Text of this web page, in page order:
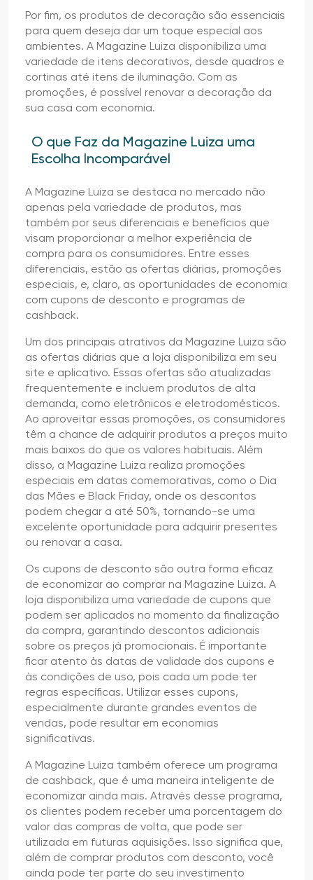
Por fim, os produtos de decoração são essenciais
para quem deseja dar um toque especial aos
ambientes. A Magazine Luiza disponibiliza uma
variedade de itens decorativos, desde quadros e
cortinas até itens de iluminação. Com as
promoções, é possível renovar a decoração da
sua casa com economia.
O que Faz da Magazine Luiza uma
Escolha Incomparável
A Magazine Luiza se destaca no mercado não
apenas pela variedade de produtos, mas
também por seus diferenciais e benefícios que
visam proporcionar a melhor experiência de
compra para os consumidores. Entre esses
diferenciais, estão as ofertas diárias, promoções
especiais, e, claro, as oportunidades de economia
com cupons de desconto e programas de
cashback.
Um dos principais atrativos da Magazine Luiza são
as ofertas diárias que a loja disponibiliza em seu
site e aplicativo. Essas ofertas são atualizadas
frequentemente e incluem produtos de alta
demanda, como eletrônicos e eletrodomésticos.
Ao aproveitar essas promoções, os consumidores
têm a chance de adquirir produtos a preços muito
mais baixos do que os valores habituais. Além
disso, a Magazine Luiza realiza promoções
especiais em datas comemorativas, como o Dia
das Mães e Black Friday, onde os descontos
podem chegar a até 50%, tornando-se uma
excelente oportunidade para adquirir presentes
ou renovar a casa.
Os cupons de desconto são outra forma eficaz
de economizar ao comprar na Magazine Luiza. A
loja disponibiliza uma variedade de cupons que
podem ser aplicados no momento da finalização
da compra, garantindo descontos adicionais
sobre os preços já promocionais. É importante
ficar atento às datas de validade dos cupons e
às condições de uso, pois cada um pode ter
regras específicas. Utilizar esses cupons,
especialmente durante grandes eventos de
vendas, pode resultar em economias
significativas.
A Magazine Luiza também oferece um programa
de cashback, que é uma maneira inteligente de
economizar ainda mais. Através desse programa,
os clientes podem receber uma porcentagem do
valor das compras de volta, que pode ser
utilizada em futuras aquisições. Isso significa que,
além de comprar produtos com desconto, você
ainda pode ter parte do seu investimento